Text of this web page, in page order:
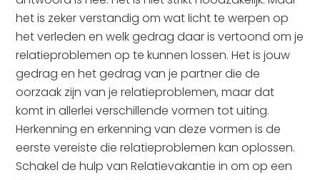
het is zeker verstandig om wat licht te werpen op
het verleden en welk gedrag daar is vertoond om je
relatieproblemen op te kunnen lossen. Het is jouw
gedrag en het gedrag van je partner die de
oorzaak zijn van je relatieproblemen, maar dat
komt in allerlei verschillende vormen tot uiting.
Herkenning en erkenning van deze vormen is de
eerste vereiste die relatieproblemen kan oplossen.
Schakel de hulp van Relatievakantie in om op een